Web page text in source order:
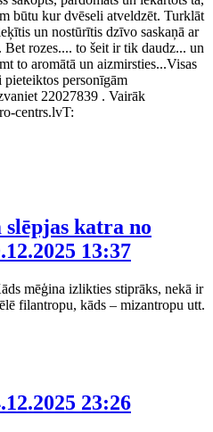
būtu kur dvēseli atveldzēt. Turklāt
un nostūrītis dzīvo saskaņā ar
rozes.... to šeit ir tik daudz... un
to aromātā un aizmirsties...Visas
personīgām
22027839 . Vairāk
centrs.lvT:
katra no
13:37
mēģina izlikties stiprāks, nekā ir
filantropu, kāds – mizantropu utt.
23:26